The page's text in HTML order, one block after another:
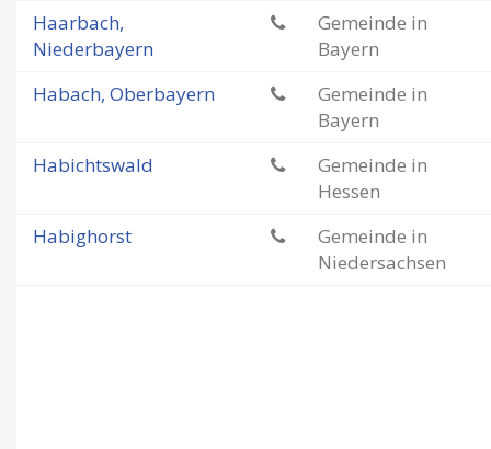
Haarbach,
Niederbayern
Gemeinde in
Bayern
Habach, Oberbayern
Gemeinde in
Bayern
Habichtswald
Gemeinde in
Hessen
Habighorst
Gemeinde in
Niedersachsen